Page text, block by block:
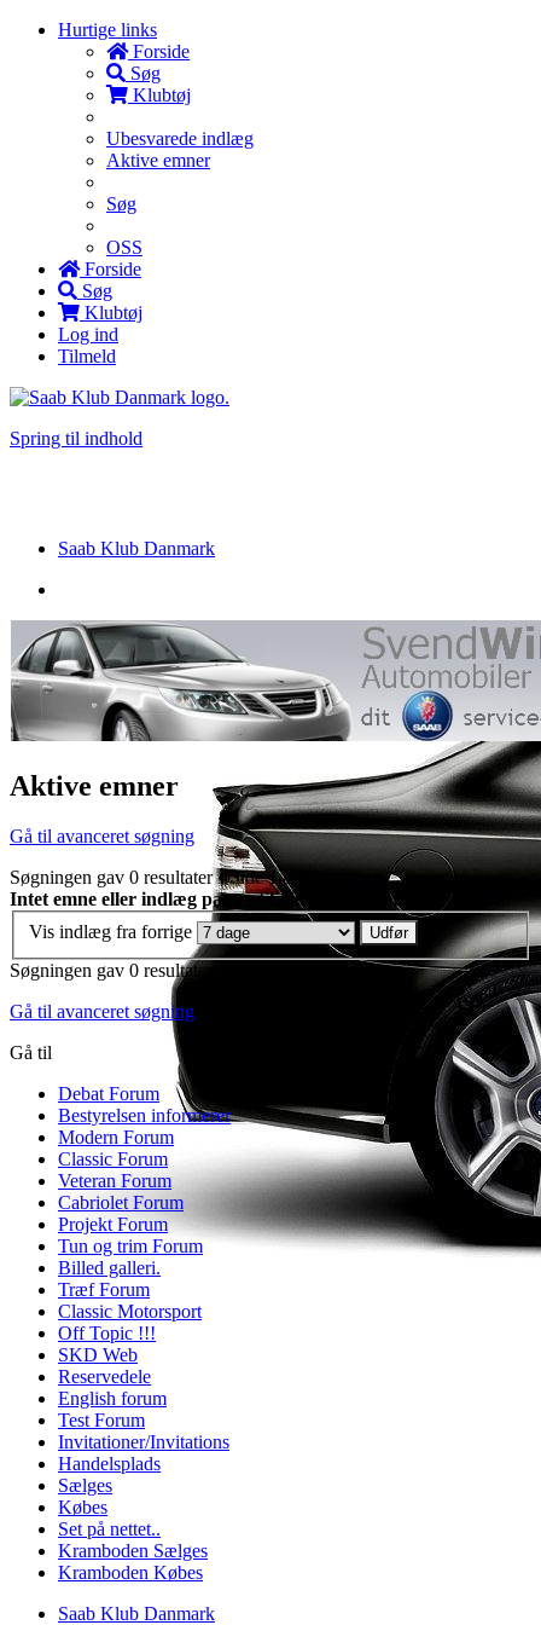
Hurtige links
Forside
Søg
Klubtøj
Ubesvarede indlæg
Aktive emner
Søg
OSS
Forside
Søg
Klubtøj
Log ind
Tilmeld
Spring til indhold
Saab Klub Danmark
Aktive emner
Gå til avanceret søgning
Søgningen gav 0 resultater • Side1af
Intet emne eller indlæg passer til dine søgekriterier.
Vis indlæg fra forrige
Søgningen gav 0 resultater • Side
Gå til avanceret søgning
Gå til
Debat Forum
Bestyrelsen informerer
Modern Forum
Classic Forum
Veteran Forum
Cabriolet Forum
Projekt Forum
Tun og trim Forum
Billed galleri.
Træf Forum
Classic Motorsport
Off Topic !!!
SKD Web
Reservedele
English forum
Test Forum
Invitationer/Invitations
Handelsplads
Sælges
Købes
Set på nettet..
Kramboden Sælges
Kramboden Købes
Saab Klub Danmark